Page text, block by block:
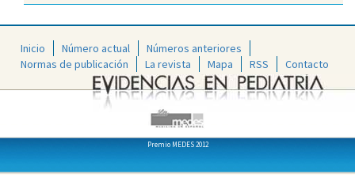
Inicio Número actual
Números anteriores
Normas de publicación
La revista Mapa RSS Contacto
Premio MEDES 2012